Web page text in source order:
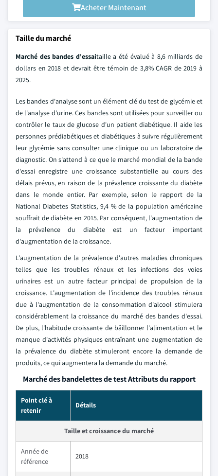
Acheter Maintenant
Taille du marché
Marché des bandes d'essaitaille a été évalué à 8,6 milliards de
dollars en 2018 et devrait être témoin de 3,8% CAGR de 2019 à
2025.
Les bandes d'analyse sont un élément clé du test de glycémie et
de l'analyse d'urine. Ces bandes sont utilisées pour surveiller ou
contrôler le taux de glucose d'un patient diabétique. Il aide les
personnes prédiabétiques et diabétiques à suivre régulièrement
leur glycémie sans consulter une clinique ou un laboratoire de
diagnostic. On s'attend à ce que le marché mondial de la bande
d'essai enregistre une croissance substantielle au cours des
délais prévus, en raison de la prévalence croissante du diabète
dans le monde entier. Par exemple, selon le rapport de la
National Diabetes Statistics, 9,4 % de la population américaine
souffrait de diabète en 2015. Par conséquent, l'augmentation de
la prévalence du diabète est un facteur important
d'augmentation de la croissance.
L'augmentation de la prévalence d'autres maladies chroniques
telles que les troubles rénaux et les infections des voies
urinaires est un autre facteur principal de propulsion de la
croissance. L'augmentation de l'incidence des troubles rénaux
due à l'augmentation de la consommation d'alcool stimulera
considérablement la croissance du marché des bandes d'essai.
De plus, l'habitude croissante de bâillonner l'alimentation et le
manque d'activités physiques entraînant une augmentation de
la prévalence du diabète stimuleront encore la demande de
produits, ce qui augmentera la demande du marché.
Marché des bandelettes de test Attributs du rapport
Point clé à
retenir
Détails
Taille et croissance du marché
Année de
référence
2018